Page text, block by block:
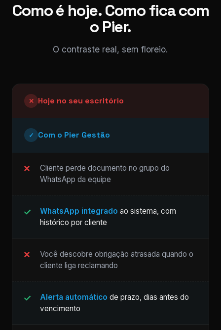
Como é hoje. Como fica com
o Pier.
O contraste real, sem floreio.
✕ Hoje no seu escritório
✓ Com o Pier Gestão
Cliente perde documento no grupo do
WhatsApp da equipe
WhatsApp integrado ao sistema, com
histórico por cliente
Você descobre obrigação atrasada quando o
cliente liga reclamando
Alerta automático de prazo, dias antes do
vencimento